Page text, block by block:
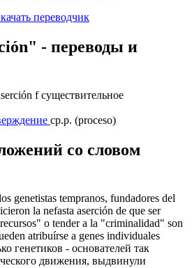
- переводы и
f существительное
ср.р. (proceso)
со словом
genetistas tempranos, fundadores del
la nefasta aserción de que ser
o tender a la "criminalidad" son
atribuírse a genes individuales
генетиков - основателей так
движения, выдвинули